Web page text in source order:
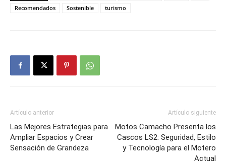
Recomendados
Sostenible turismo
Artículo anterior
Las Mejores Estrategias para
Ampliar Espacios y Crear
Sensación de Grandeza
Artículo siguiente
Motos Camacho Presenta los
Cascos LS2: Seguridad, Estilo
y Tecnología para el Motero
Actual